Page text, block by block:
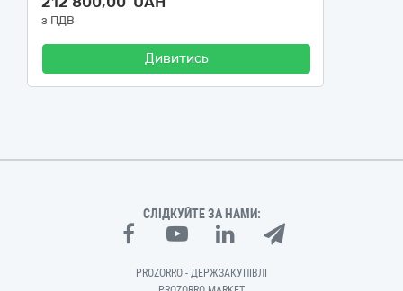
з ПДВ
Дивитись
СЛІДКУЙТЕ ЗА НАМИ:
PROZORRO - ДЕРЖЗАКУПІВЛІ